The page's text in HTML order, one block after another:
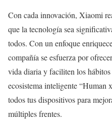
Con cada innovación, Xiaomi
que la tecnología sea
todos. Con un enfoque
compañía se esfuerza por
vida diaria y faciliten los
ecosistema inteligente
todos tus dispositivos para
múltiples frentes.